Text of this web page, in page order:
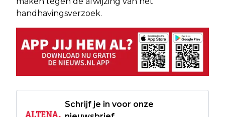
handhavingsverzoek.
Schrijf je in voor onze